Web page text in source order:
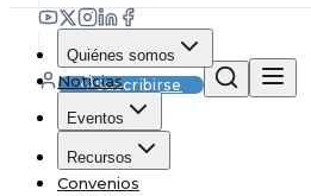
Suscribirse
Quiénes somos
Noticias
Eventos
Recursos
Convenios